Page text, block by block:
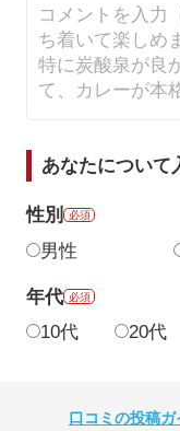
あなたについて
性別 必須
男性
年代 必須
10代 20代
口コミの投稿